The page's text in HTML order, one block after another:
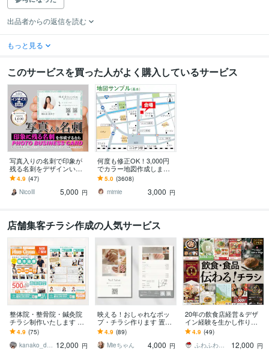
出品者からの返信を読む
もっと見る
このサービスを買った人がよく購入しているサービス
写真入りの名刺で印象が
残る名刺をデザインいた
します 個人事業主の方や
フリーランスの方におす
すめ ポートレート名刺
4.9 (47)
Nicolll
5,000 円
何度も修正OK！3,000円
でカラー地図作成します
チラシ、ホームページな
どに掲載できる地図を制
作します。
5.0 (3608)
mimie
3,000 円
店舗集客チラシ作成の人気サービス
整体院・整骨院・鍼灸院
チラシ制作いたします 初
めての方大歓迎♪印刷まで
対応OK!
4.9 (75)
kanako_design✴︎ 12,000 円
映える！おしゃれなポッ
プ・チラシ作ります 置く
だけで映える♪お店のイメ
ージ作りのお手伝い
4.9 (89)
Mieちゃん
4,000 円
20年の飲食店経営＆デザ
イン経験を生かし作りま
す ココナラ[店舗チラシ]ラ
ンク1位達成・飲食に強い
デザイナー
4.9 (49)
ふわふわデザイン室
12,000 円